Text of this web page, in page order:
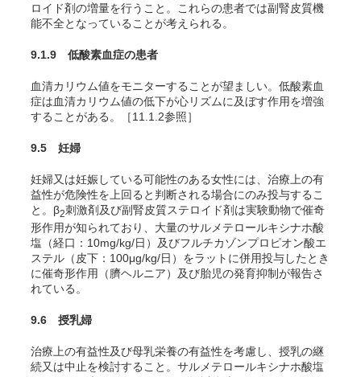
ロイド剤の増量を行うこと。これらの患者では副腎皮質機
能不全となっていることが考えられる。
9.1.9 低酸素血症の患者
血清カリウム値をモニターすることが望ましい。低酸素血
症は血清カリウム値の低下が心リズムに及ぼす作用を増強
することがある。［11.1.2参照］
9.5 妊婦
妊婦又は妊娠している可能性のある女性には、治療上の有
益性が危険性を上回ると判断される場合にのみ投与するこ
と。β2刺激剤及び副腎皮質ステロイド剤は実験動物で催奇
形作用が知られており、大量のサルメテロールキシナホ酸
塩（経口：10mg/kg/日）及びフルチカゾンプロピオン酸エ
ステル（皮下：100μg/kg/日）をラットに併用投与したとき
に催奇形作用（臍ヘルニア）及び胎児の発育抑制が報告さ
れている。
9.6 授乳婦
治療上の有益性及び母乳栄養の有益性を考慮し、授乳の継
続又は中止を検討すること。サルメテロールキシナホ酸塩